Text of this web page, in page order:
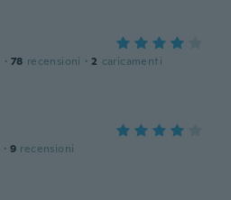
· 78 recensioni · 2 caricamenti
· 9 recensioni